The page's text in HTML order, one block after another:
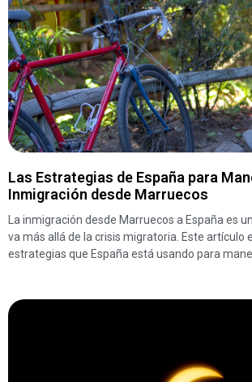
Las Estrategias de España para
Inmigración desde Marruecos
La inmigración desde Marruecos a España es
va más allá de la crisis migratoria. Este artículo
estrategias que España está usando para